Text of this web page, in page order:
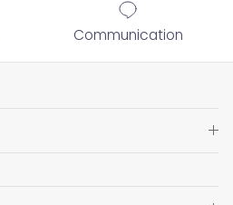
Communication